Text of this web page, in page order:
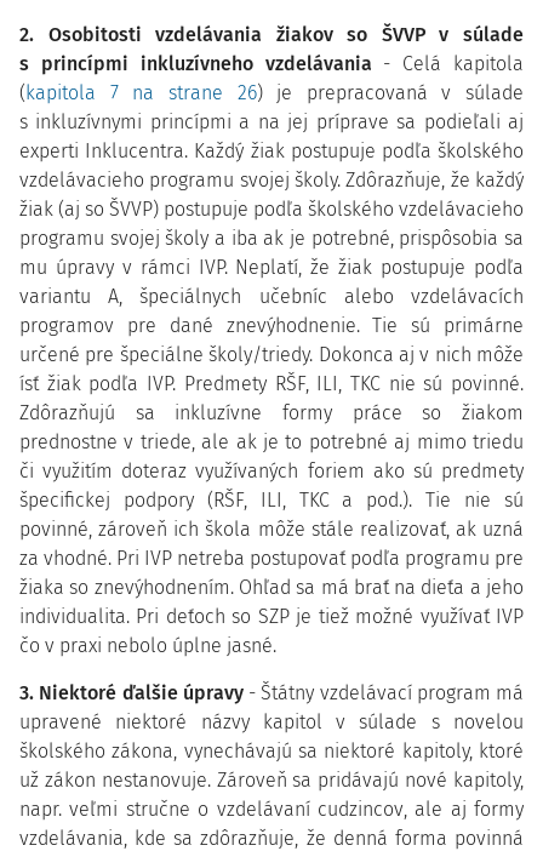
2. Osobitosti vzdelávania žiakov so ŠVVP v súlade
s princípmi inkluzívneho vzdelávania - Celá kapitola
(kapitola 7 na strane 26) je prepracovaná v súlade
s inkluzívnymi princípmi a na jej príprave sa podieľali aj
experti Inklucentra. Každý žiak postupuje podľa školského
vzdelávacieho programu svojej školy. Zdôrazňuje, že každý
žiak (aj so ŠVVP) postupuje podľa školského vzdelávacieho
programu svojej školy a iba ak je potrebné, prispôsobia sa
mu úpravy v rámci IVP. Neplatí, že žiak postupuje podľa
variantu A, špeciálnych učebníc alebo vzdelávacích
programov pre dané znevýhodnenie. Tie sú primárne
určené pre špeciálne školy/triedy. Dokonca aj v nich môže
ísť žiak podľa IVP. Predmety RŠF, ILI, TKC nie sú povinné.
Zdôrazňujú sa inkluzívne formy práce so žiakom
prednostne v triede, ale ak je to potrebné aj mimo triedu
či využitím doteraz využívaných foriem ako sú predmety
špecifickej podpory (RŠF, ILI, TKC a pod.). Tie nie sú
povinné, zároveň ich škola môže stále realizovať, ak uzná
za vhodné. Pri IVP netreba postupovať podľa programu pre
žiaka so znevýhodnením. Ohľad sa má brať na dieťa a jeho
individualita. Pri deťoch so SZP je tiež možné využívať IVP
čo v praxi nebolo úplne jasné.
3. Niektoré ďalšie úpravy-Štátny vzdelávací program má
upravené niektoré názvy kapitol v súlade s novelou
školského zákona, vynechávajú sa niektoré kapitoly, ktoré
už zákon nestanovuje. Zároveň sa pridávajú nové kapitoly,
napr. veľmi stručne o vzdelávaní cudzincov, ale aj formy
vzdelávania, kde sa zdôrazňuje, že denná forma povinná